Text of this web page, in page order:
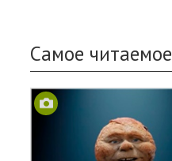
Самое читаемое